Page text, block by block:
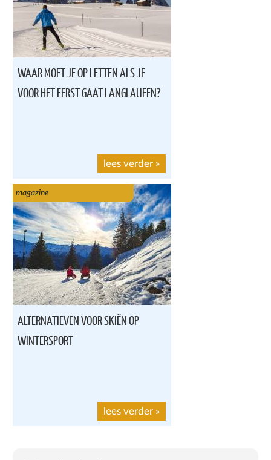
WAAR MOET JE OP LETTEN ALS JE
VOOR HET EERST GAAT LANGLAUFEN?
lees verder »
magazine
ALTERNATIEVEN VOOR SKIËN OP
WINTERSPORT
lees verder »